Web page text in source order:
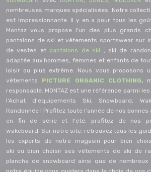
nombreuses marques spécialisées. Notre
est impressionnante. Il y en a pour tous les
Montaz vous propose l'un des plus grands
pantalons de ski et vêtements sportswear sur
de vestes etpantalons de ski , ski de
adaptée aux hommes, femmes et enfants de
loisir ou plus extrême. Nous vous proposons
vêtements PICTURE ORGANIC CLOTHING,
responsable. MONTAZ est une référence parmi
l'Achat d'équipements Ski, Snowboard,
Randonnée ! Profitez toute l'année de nos
en fin de série et l'été, profitez de nos
wakeboard. Sur notre site, retrouvez tous les
les experts de notre magasin pour bien
ski ou bien choisir ses vêtements de ski de
planche de snowboard ainsi que de